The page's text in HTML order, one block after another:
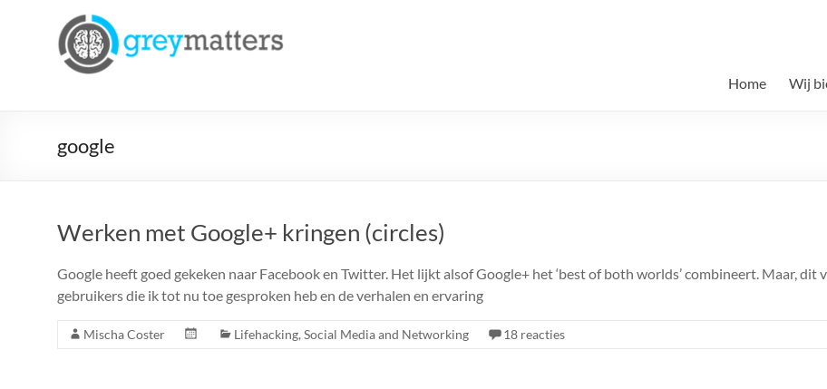
Grey
Matters
Inspiration.
Home Wij
google
Werken met Google+ kringen (circles)
Google heeft goed gekeken naar Facebook en Twitter. Het lijkt alsof Google+ het ‘best of both worlds’ combineert. Maar,
gebruikers die ik tot nu toe gesproken heb en de verhalen en ervaring
Mischa Coster Lifehacking, Social Media and Networking 18 reacties